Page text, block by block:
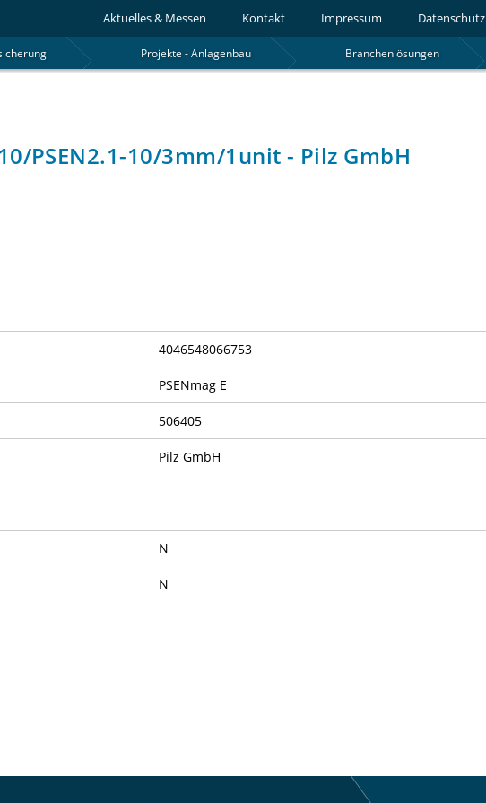
Aktuelles & Messen Kontakt Impressum Datenschutz
Branchenlösungen
Projekte - Anlagenbau
PSEN2.1-10/3mm/1unit - Pilz GmbH
4046548066753
PSENmag E
506405
Pilz GmbH
N
N